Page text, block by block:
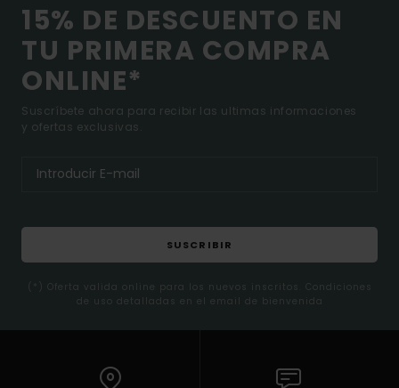
15% DE DESCUENTO EN
TU PRIMERA COMPRA
ONLINE*
Suscríbete ahora para recibir las ultimas informaciones
y ofertas exclusivas.
SUSCRIBIR
(*) Oferta valida online para los nuevos inscritos. Condiciones
de uso detalladas en el email de bienvenida